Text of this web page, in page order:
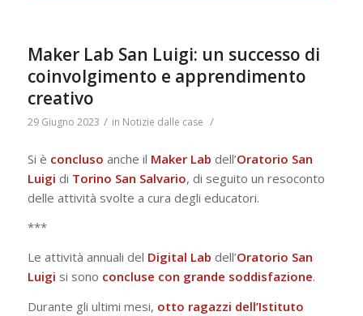
Maker Lab San Luigi: un successo di
coinvolgimento e apprendimento
creativo
29 Giugno 2023 / in Notizie dalle case /
Si è concluso anche il Maker Lab dell’Oratorio San
Luigi di Torino San Salvario, di seguito un resoconto
delle attività svolte a cura degli educatori.
***
Le attività annuali del Digital Lab dell’Oratorio San
Luigi si sono concluse con grande soddisfazione.
Durante gli ultimi mesi, otto ragazzi dell’Istituto